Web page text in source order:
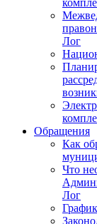
Лог
Обращения
Как
Что
Лог